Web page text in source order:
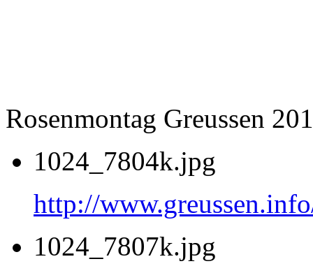
Rosenmontag Greussen
1024_7804k.jpg
http://
1024_7807k.jpg